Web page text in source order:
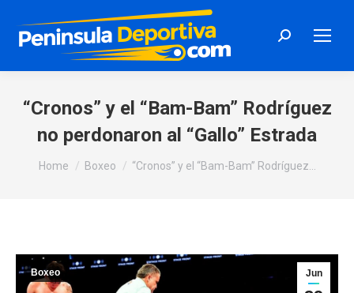
Search:
“Cronos” y el “Bam-Bam” Rodríguez
no perdonaron al “Gallo” Estrada
You are here:
Home Boxeo “Cronos” y el “Bam-Bam” Rodríguez…
Jun
Boxeo